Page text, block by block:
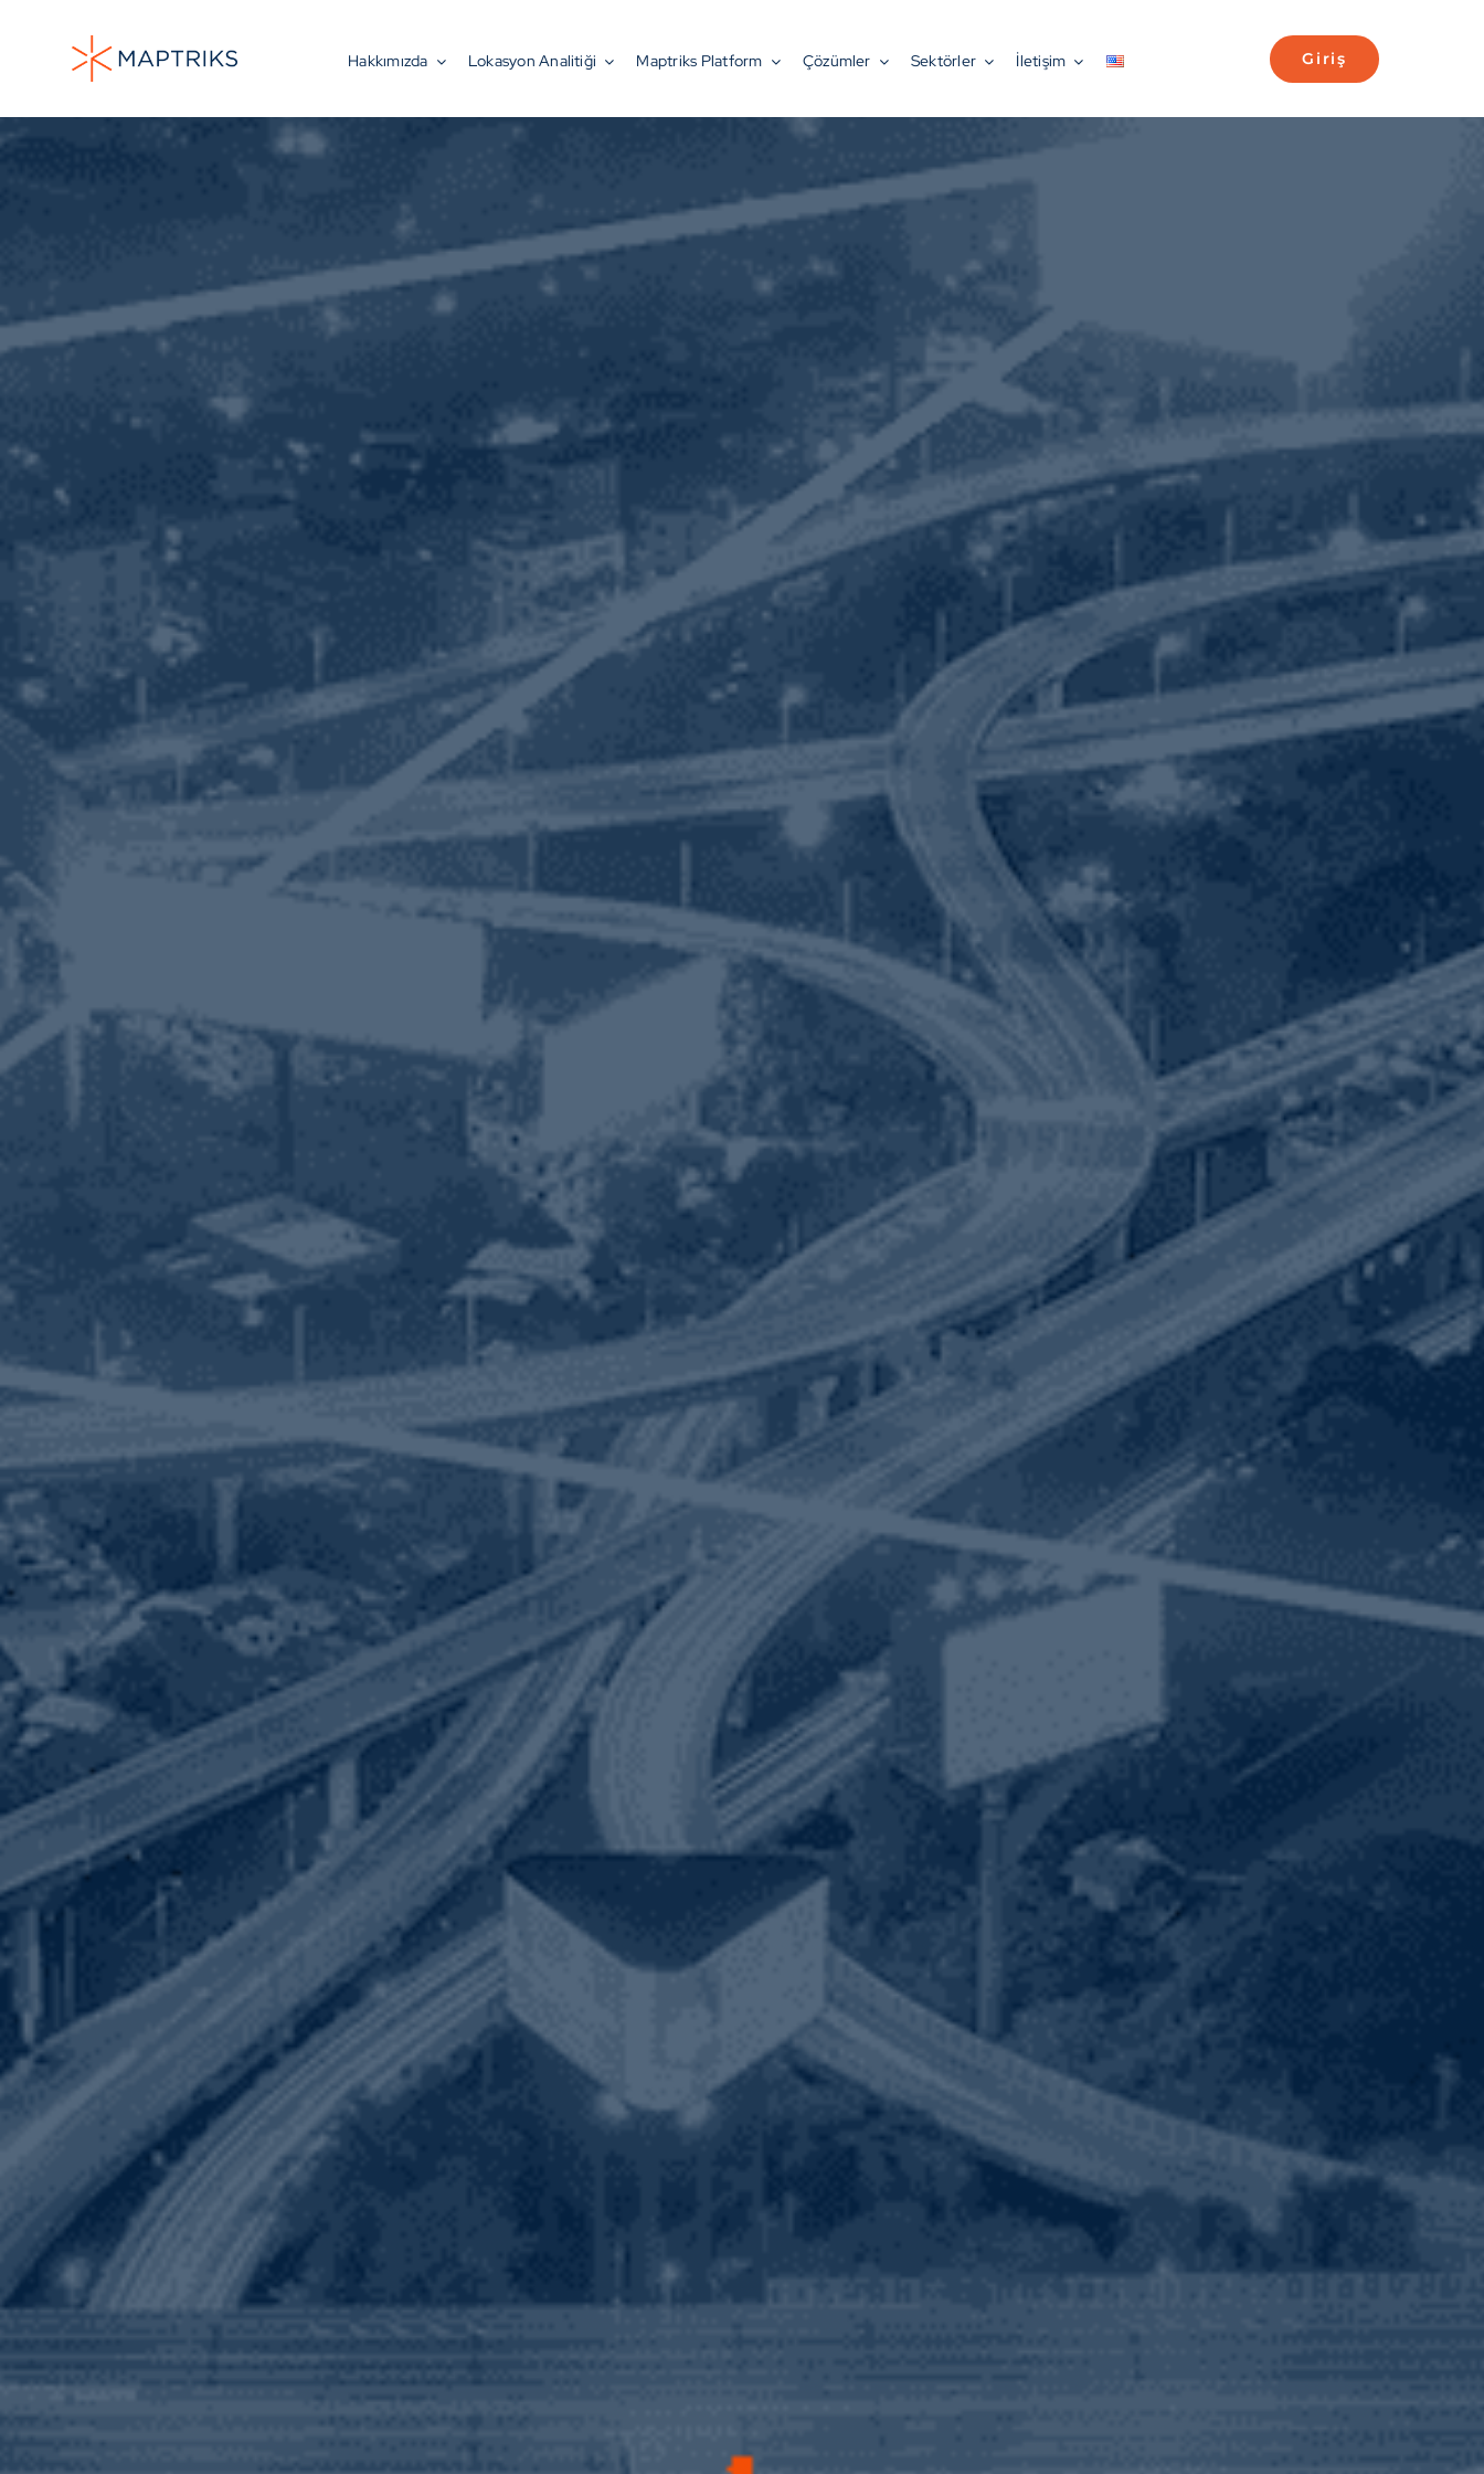
Hakkımızda Lokasyon Analitiği Maptriks Platform Çözümler Sektörler İletişim Giriş